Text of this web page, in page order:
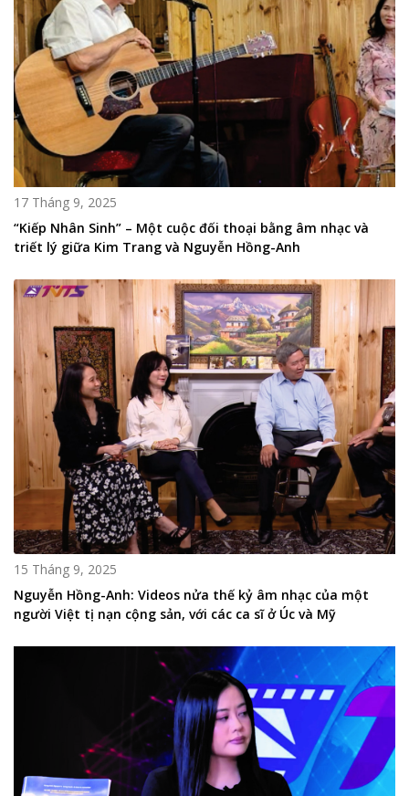
17 Tháng 9, 2025
“Kiếp Nhân Sinh” – Một cuộc đối thoại bằng âm nhạc và
triết lý giữa Kim Trang và Nguyễn Hồng-Anh
15 Tháng 9, 2025
Nguyễn Hồng-Anh: Videos nửa thế kỷ âm nhạc của một
người Việt tị nạn cộng sản, với các ca sĩ ở Úc và Mỹ